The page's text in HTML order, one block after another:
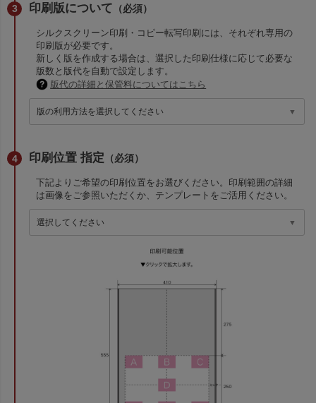
印刷版について （必須）
シルクスクリーン印刷・コピー転写印刷には、それぞれ専用の
印刷版が必要です。
新しく版を作成する場合は、選択した印刷仕様に応じて必要な
版数と版代を自動で設定します。
版代の詳細と保管料についてはこちら
印刷位置 指定 （必須）
下記よりご希望の印刷位置をお選びください。印刷範囲の詳細
は画像をご参照いただくか、テンプレートをご活用ください。